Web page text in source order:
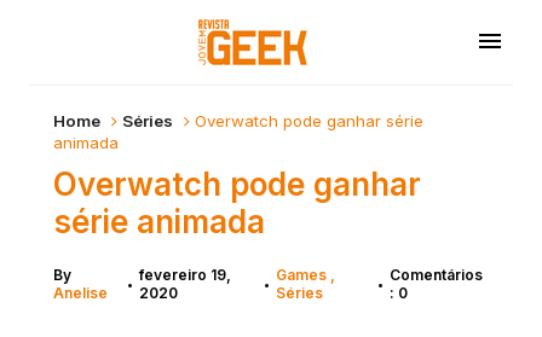
Home Séries
Overwatch pode ganhar série
animada
Overwatch pode ganhar
série animada
By
Anelise
• fevereiro 19,
2020
• Games
Séries
• Comentários
: 0